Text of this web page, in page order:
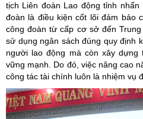
tịch Liên đoàn Lao động tỉnh
đoàn là điều kiện cốt lõi đảm bảo
công đoàn từ cấp cơ sở đến
sử dụng ngân sách đúng quy định
người lao động mà còn xây dựng
vững mạnh. Do đó, việc nâng cao
công tác tài chính luôn là nhiệm vụ